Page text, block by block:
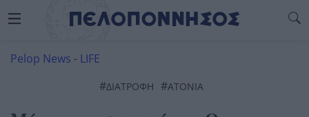
Pelop News - LIFE
#ΔΙΑΤΡΟΦΉ #ΑΤΟΝΙΑ